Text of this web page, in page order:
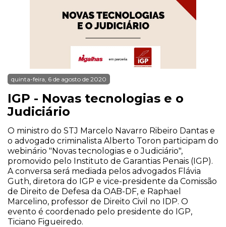
quinta-feira, 6 de agosto de 2020
IGP - Novas tecnologias e o
Judiciário
O ministro do STJ Marcelo Navarro Ribeiro Dantas e
o advogado criminalista Alberto Toron participam do
webinário "Novas tecnologias e o Judiciário",
promovido pelo Instituto de Garantias Penais (IGP).
A conversa será mediada pelos advogados Flávia
Guth, diretora do IGP e vice-presidente da Comissão
de Direito de Defesa da OAB-DF, e Raphael
Marcelino, professor de Direito Civil no IDP. O
evento é coordenado pelo presidente do IGP,
Ticiano Figueiredo.